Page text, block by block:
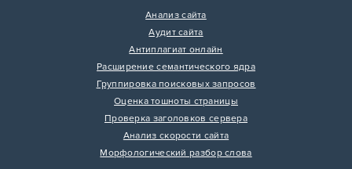
Анализ сайта
Аудит сайта
Антиплагиат онлайн
Расширение семантического ядра
Группировка поисковых запросов
Оценка тошноты страницы
Проверка заголовков сервера
Анализ скорости сайта
Морфологический разбор слова